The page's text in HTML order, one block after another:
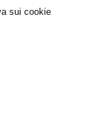
sui cookie